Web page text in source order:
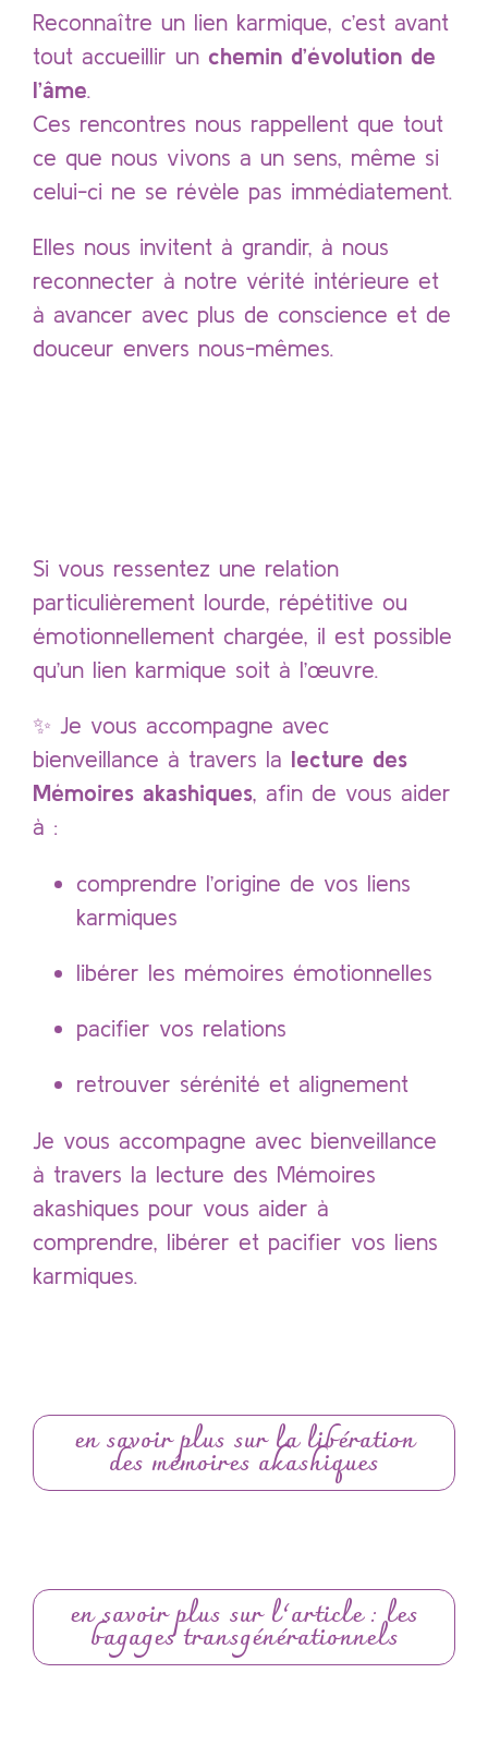
Reconnaître un lien karmique, c’est avant
tout accueillir un chemin d’évolution de
l’âme
Ces rencontres nous rappellent que tout
ce que nous vivons a un sens, même si
celui-ci ne se révèle pas immédiatement.
Elles nous invitent à grandir, à nous
reconnecter à notre vérité intérieure et
à avancer avec plus de conscience et de
douceur envers nous-mêmes.
Si vous ressentez une relation
particulièrement lourde, répétitive ou
émotionnellement chargée, il est possible
qu’un lien karmique soit à l’œuvre.
✨ Je vous accompagne avec
bienveillance à travers la lecture des
Mémoires akashiques, afin de vous aider
à :
comprendre l’origine de vos liens
karmiques
libérer les mémoires émotionnelles
pacifier vos relations
retrouver sérénité et alignement
Je vous accompagne avec bienveillance
à travers la lecture des Mémoires
akashiques pour vous aider à
comprendre, libérer et pacifier vos liens
karmiques.
en savoir plus sur la libération
des mémoires akashiques
en savoir plus sur l’article : les
bagages transgénérationnels